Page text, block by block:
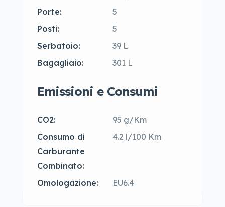
Porte:
5
Posti:
5
Serbatoio:
39 L
Bagagliaio:
301 L
Emissioni e Consumi
CO2:
95 g/Km
Consumo di
Carburante
Combinato:
4.2 l/100 Km
Omologazione: EU6.4